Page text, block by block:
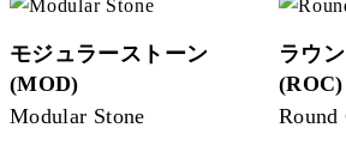
モジュラーストーン
(MOD)
Modular Stone
ラウ
(ROC)
Round